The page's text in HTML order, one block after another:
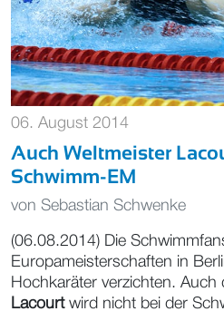
06. August 2014
Auch Weltmeister
Schwimm-EM
von Sebastian Schwenke
(06.08.2014) Die
Europameisterschaften in
Hochkaräter verzichten. Auch
Lacourtwird nicht bei der